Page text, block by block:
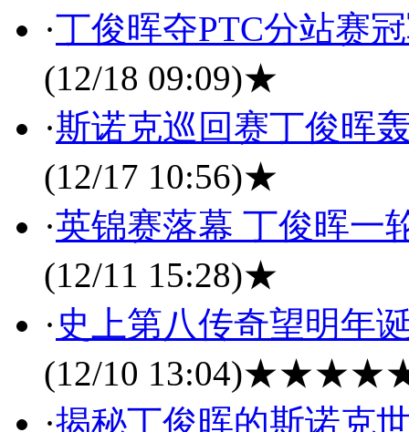
·丁俊晖夺PTC分站赛
(12/18 09:09)★
·斯诺克巡回赛丁俊晖
(12/17 10:56)★
·英锦赛落幕 丁俊晖一
(12/11 15:28)★
· 史上第八传奇望明年
(12/10 13:04)
·揭秘丁俊晖的斯诺克